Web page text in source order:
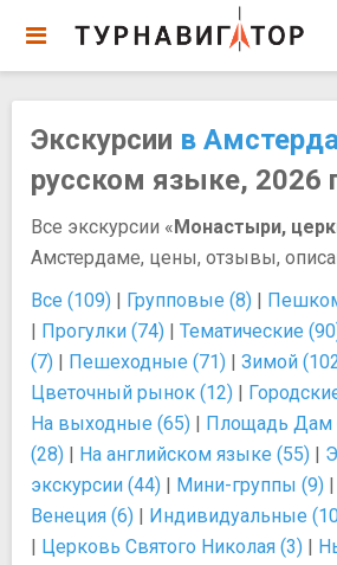
Экскурсии в
русском языке, 2026
Все экскурсии «Монастыри,
Амстердаме, цены, отзывы,
Все (109) | Групповые (8) |
| Прогулки (74) | Тематические
(7) | Пешеходные (71) | Зимой
Цветочный рынок (12) |
На выходные (65) | Площадь Дам
(28) | На английском языке (55) |
экскурсии (44) | Мини-группы (9) |
Венеция (6) | Индивидуальные
| Церковь Святого Николая (3) |